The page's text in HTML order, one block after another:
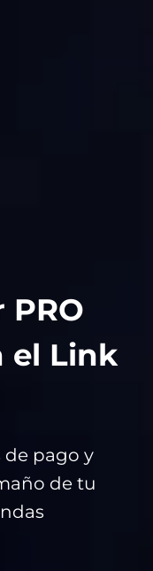
PRO
el Link
de pago y
de tu